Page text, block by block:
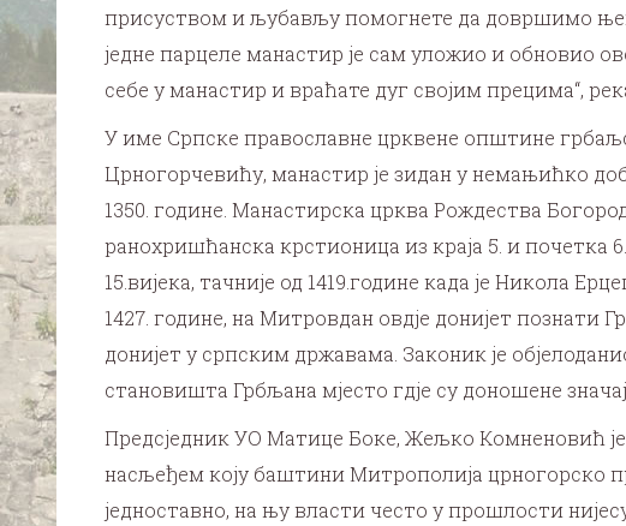
присуством и љубављу помогнете да довршимо
једне парцеле манастир је сам уложио и обновио
себе у манастир и враћате дуг својим прецима“,
У име Српске православне црквене општине
Црногорчевићу, манастир је зидан у немањићко
1350. године. Манастирска црква Рождества
ранохришћанска крстионица из краја 5. и почетка
15.вијека, тачније од 1419.године када је Никола
1427. године, на Митровдан овдје донијет познати
донијет у српским државама. Законик је
становишта Грбљана мјесто гдје су доношене
Предсједник УО Матице Боке, Жељко Комненовић је
насљеђем коју баштини Митрополија црногорско
једноставно, на њу власти често у прошлости